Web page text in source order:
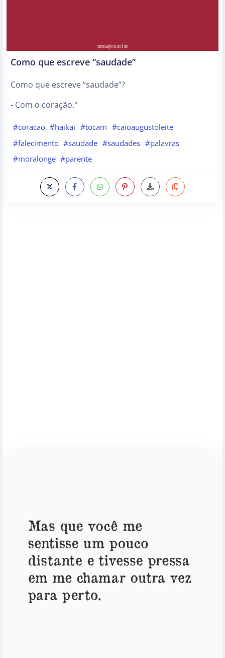
Como que escreve “saudade”
Como que escreve “saudade”?
- Com o coração."
#coracao #haikai #tocam #caioaugustoleite
#falecimento #saudade #saudades #palavras
#moralonge #parente